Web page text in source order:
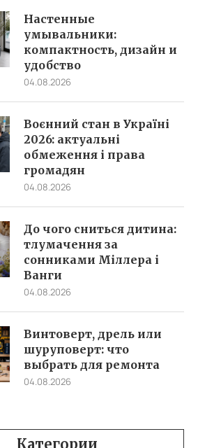
Настенные
умывальники:
компактность, дизайн и
удобство
04.08.2026
Воєнний стан в Україні
2026: актуальні
обмеження і права
громадян
04.08.2026
До чого сниться дитина:
тлумачення за
сонниками Міллера і
Ванги
04.08.2026
Винтоверт, дрель или
шуруповерт: что
выбрать для ремонта
04.08.2026
Категории